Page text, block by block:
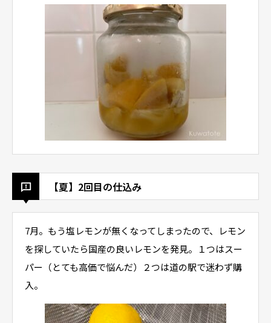
【夏】2回目の仕込み
7月。もう塩レモンが無くなってしまったので、レモン
を探していたら国産の良いレモンを発見。１つはスー
パー（とても高価で悩んだ）２つは道の駅で迷わず購
入。